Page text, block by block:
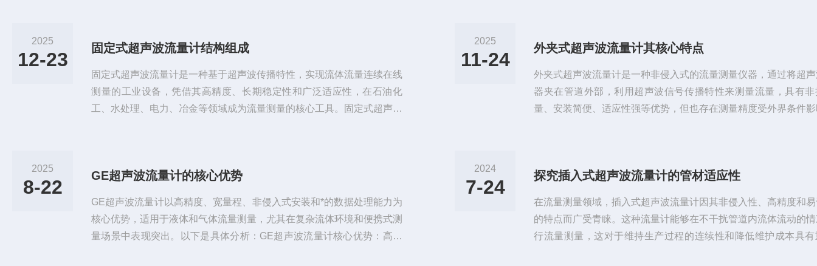
2025
12-23
固定式超声波流量计结构组成
固定式超声波流量计是一种基于超声波传播特性，实现流体流量连续在线
测量的工业设备，凭借其高精度、长期稳定性和广泛适应性，在石油化
工、水处理、电力、冶金等领域成为流量测量的核心工具。固定式超声波
捷、成本低，适配大管径(DN50~6000mm)。缺点：受管道材质限制(仅适
2025
11-24
外夹式超声波流量计其核心特点
外夹式超声波流量计是一种非侵入式的流量测量仪器，通过将超
器夹在管道外部，利用超声波信号传播特性来测量流量，具有
量、安装简便、适应性强等优势，但也存在测量精度受外界条件
流动时，沿流向的超声波传播时间较短，逆流方向的传播时间较
2025
8-22
GE超声波流量计的核心优势
GE超声波流量计以高精度、宽量程、非侵入式安装和*的数据处理能力为
核心优势，适用于液体和气体流量测量，尤其在复杂流体环境和便携式测
量场景中表现突出。以下是具体分析：GE超声波流量计核心优势：高精
2024
7-24
探究插入式超声波流量计的管材适应性
在流量测量领域，插入式超声波流量计因其非侵入性、高精度和
的特点而广受青睐。这种流量计能够在不干扰管道内流体流动的
行流量测量，这对于维持生产过程的连续性和降低维护成本具